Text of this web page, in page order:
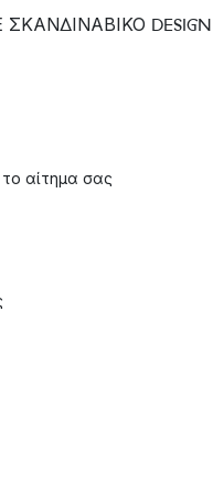
DESIGN
αίτημα σας